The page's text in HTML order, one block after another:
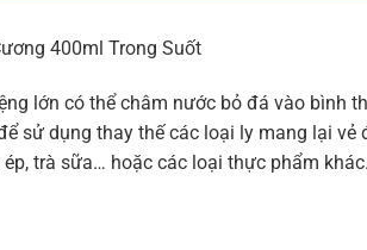
400ml Trong Suốt
lớn có thể châm nước bỏ đá vào bình
sử dụng thay thế các loại ly mang lại
trà sữa… hoặc các loại thực phẩm khác.